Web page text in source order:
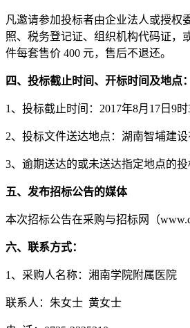
凡邀请参加投标者由企业法人或授权
照、税务登记证、组织机构代码证，
件每套售价 400 元，售后不退还。
四、投标截止时间、开标时间及地点：
1、投标截止时间：2017年8月17日9时
2、投标文件送达地点：湖南智埔建
3、逾期送达的或未送达指定地点的投
五、发布招标公告的媒体
本次招标公告在采购与招标网（
六、联系方式：
1、采购人名称：湘南学院附属医院
联系人：朱女士 黄女士